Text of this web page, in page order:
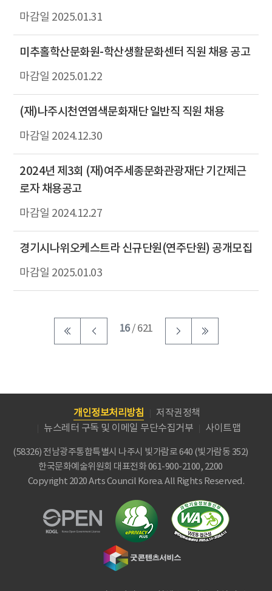
2025.01.31
미추홀학산문화원-학산생활문화센터 직원 채용 공고
2025.01.22
(재)나주시천연염색문화재단 일반직 직원 채용
2024.12.30
2024년 제3회 (재)여주세종문화관광재단 기간제근
로자 채용공고
2024.12.27
경기시나위오케스트라 신규단원(연주단원) 공개모집
2025.01.03
16/ 621
개인정보처리방침
저작권정책
뉴스레터 구독 및 이메일 무단수집거부
사이트맵
(58326) 전남광주통합특별시 나주시 빛가람로 640 (빛가람동 352)
한국문화예술위원회 대표전화 061-900-2100, 2200
Copyright 2020 Arts Council Korea. All Rights Reserved.